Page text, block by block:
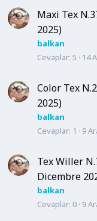
Maxi Tex
2025)
balkan
Cevaplar 5 14
Color Tex
2025)
balkan
Cevaplar 1 9
Tex Willer
Dicembre
balkan
Cevaplar 0 9